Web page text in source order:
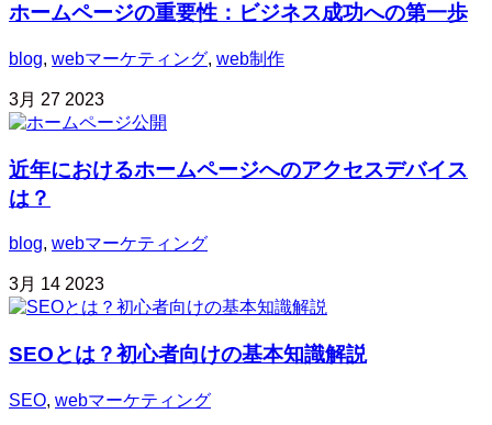
ホームページの重要性：ビジネス成功への第一歩
blog, webマーケティング, web制作
3月 27 2023
近年におけるホームページへのアクセスデバイス
は？
blog, webマーケティング
3月 14 2023
SEOとは？初心者向けの基本知識解説
SEO, webマーケティング